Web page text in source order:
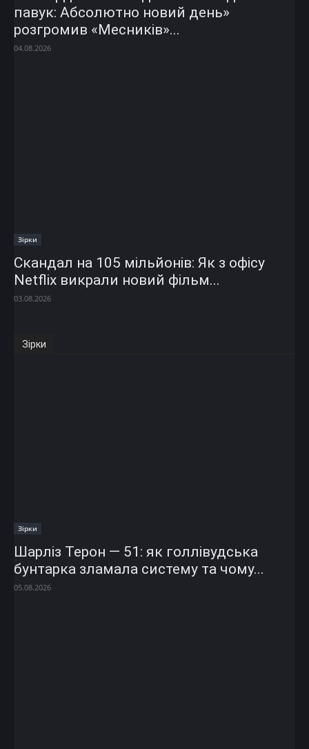
павук: Абсолютно новий день»
розгромив «Месників»...
04.08.2026
Зірки
Скандал на 105 мільйонів: Як з офісу
Netflix викрали новий фільм...
03.08.2026
Зірки
Зірки
Шарліз Терон — 51: як голлівудська
бунтарка зламала систему та чому...
05.08.2026